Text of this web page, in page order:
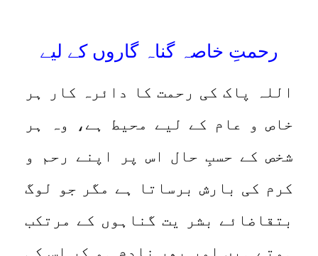
رحمتِ خاصہ گناہ گاروں کے لیے
اللہ پاک کی رحمت کا دائرہ کار ہر
خاص و عام کے لیے محیط ہے، وہ ہر
شخص کے حسبِ حال اس پر اپنے رحم و
کرم کی بارش برساتا ہے مگر جو لوگ
بتقاضائے بشر یت گناہوں کے مرتکب
ہوتے ہیں اور پھر نادم ہو کر اس کی